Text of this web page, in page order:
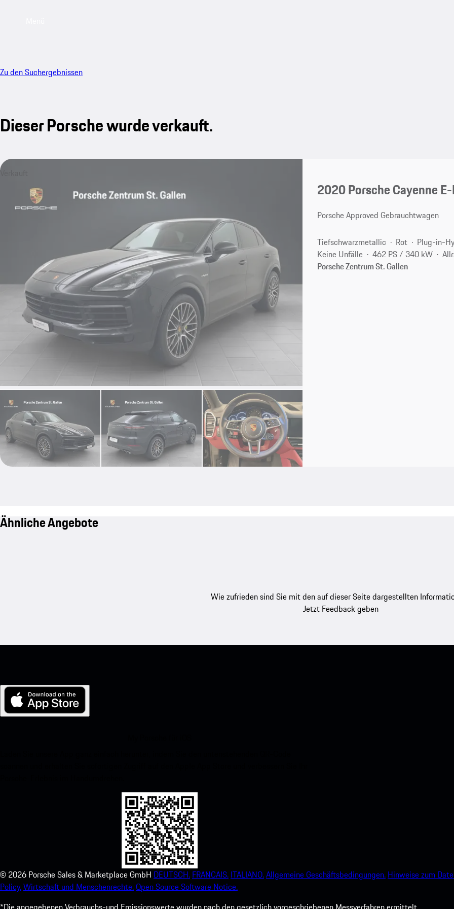
Zu den Suchergebnissen
Dieser Porsche wurde verkauft.
Verkauft
2020 Porsche Cayenne
Porsche Approved Gebrauchtwagen
Tiefschwarzmetallic Rot Plug-in-
Keine Unfälle
462 PS / 340 kW
Porsche Zentrum St. Gallen
Ähnliche Angebote
Wie zufrieden sind Sie mit den auf dieser Seite dargestellten
Jetzt Feedback geben
© 2026 Porsche Sales & Marketplace GmbH DEUTSCH. FRANCAIS. ITALIANO.Allgemeine Geschäftsbedingungen. Hinweise zum
Policy.Wirtschaft und Menschenrechte.Open Source Software Notice.